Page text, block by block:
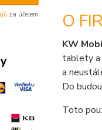
za účelem
O
KW
tablety a
a
Do
Toto